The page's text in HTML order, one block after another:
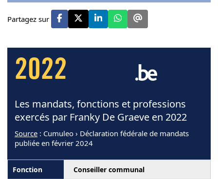
Partagez sur
2022
Les mandats, fonctions et professions
exercés par Franky De Graeve en 2022
Source : Cumuleo › Déclaration fédérale de mandats
publiée en février 2024
Conseiller communal